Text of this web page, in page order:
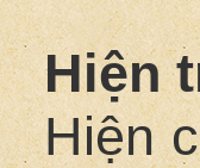
Hiện
Hiện